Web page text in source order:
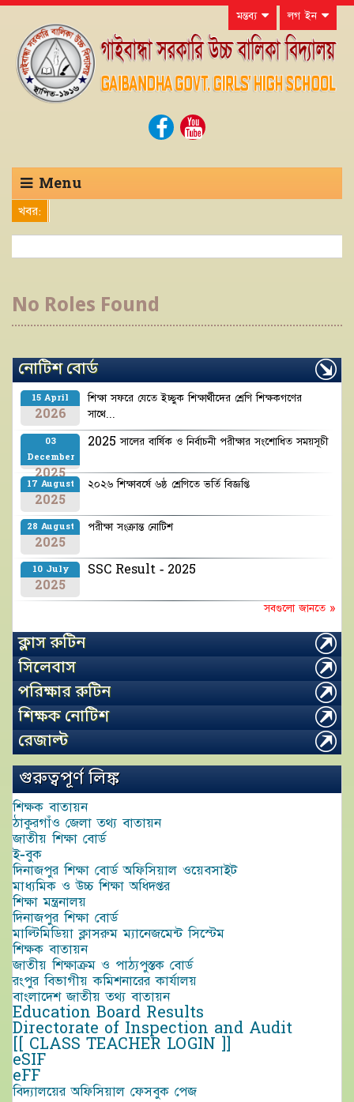
মন্তব্য লগ ইন
Menu
খবর:
No Roles Found
নোটিশ বোর্ড
15 April
2026
শিক্ষা সফরে যেতে ইচ্ছুক শিক্ষার্থীদের শ্রেণি শিক্ষকগণের
সাথে...
03
December
2025
2025 সালের বার্ষিক ও নির্বাচনী পরীক্ষার সংশোধিত সময়সূচী
17 August
2025
২০২৬ শিক্ষাবর্ষে ৬ষ্ঠ শ্রেণিতে ভর্তি বিজ্ঞপ্তি
28 August
2025
পরীক্ষা সংক্রান্ত নোটিশ
10 July
2025
SSC Result - 2025
সবগুলো জানতে »
ক্লাস রুটিন
সিলেবাস
পরিক্ষার রুটিন
শিক্ষক নোটিশ
রেজাল্ট
গুরুত্বপূর্ণ লিঙ্ক
শিক্ষক বাতায়ন
ঠাকুরগাঁও জেলা তথ্য বাতায়ন
জাতীয় শিক্ষা বোর্ড
ই-বুক
দিনাজপুর শিক্ষা বোর্ড অফিসিয়াল ওয়েবসাইট
মাধ্যমিক ও উচ্চ শিক্ষা অধিদপ্তর
শিক্ষা মন্ত্রনালয়
দিনাজপুর শিক্ষা বোর্ড
মাল্টিমিডিয়া ক্লাসরুম ম্যানেজমেন্ট সিস্টেম
শিক্ষক বাতায়ন
জাতীয় শিক্ষাক্রম ও পাঠ্যপুস্তক বোর্ড
রংপুর বিভাগীয় কমিশনারের কার্যালয়
বাংলাদেশ জাতীয় তথ্য বাতায়ন
Education Board Results
Directorate of Inspection and Audit
[[ CLASS TEACHER LOGIN ]]
eSIF
eFF
বিদ্যালয়ের অফিসিয়াল ফেসবুক পেজ